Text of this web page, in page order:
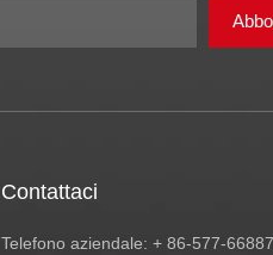
Contattaci
Telefono aziendale: + 86-577-